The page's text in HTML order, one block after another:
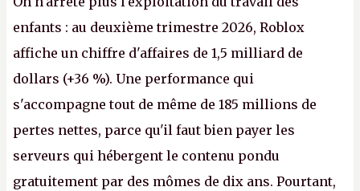
enfants : au deuxième trimestre 2026, Roblox
affiche un chiffre d'affaires de 1,5 milliard de
dollars (+36 %). Une performance qui
s'accompagne tout de même de 185 millions de
pertes nettes, parce qu'il faut bien payer les
serveurs qui hébergent le contenu pondu
gratuitement par des mômes de dix ans. Pourtant,